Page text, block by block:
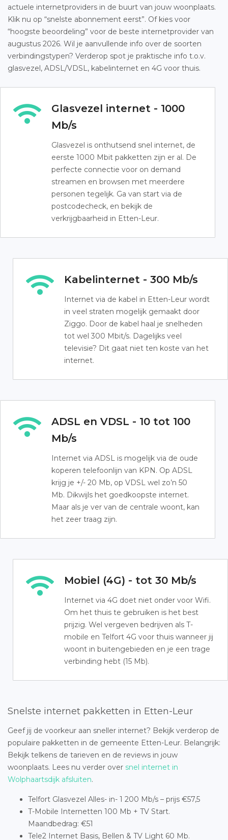
actuele internetproviders in de buurt van jouw woonplaats.
Klik nu op “snelste abonnement eerst”. Of kies voor
“hoogste beoordeling” voor de beste internetprovider van
augustus 2026. Wil je aanvullende info over de soorten
verbindingstypen? Verderop spot je praktische info t.o.v.
glasvezel, ADSL/VDSL, kabelinternet en 4G voor thuis.
Glasvezel internet - 1000
Mb/s
Glasvezel is onthutsend snel internet, de
eerste 1000 Mbit pakketten zijn er al. De
perfecte connectie voor on demand
streamen en browsen met meerdere
personen tegelijk. Ga van start via de
postcodecheck, en bekijk de
verkrijgbaarheid in Etten-Leur.
Kabelinternet - 300 Mb/s
Internet via de kabel in Etten-Leur wordt
in veel straten mogelijk gemaakt door
Ziggo. Door de kabel haal je snelheden
tot wel 300 Mbit/s. Dagelijks veel
televisie? Dit gaat niet ten koste van het
internet.
ADSL en VDSL - 10 tot 100
Mb/s
Internet via ADSL is mogelijk via de oude
koperen telefoonlijn van KPN. Op ADSL
krijg je +/- 20 Mb, op VDSL wel zo’n 50
Mb. Dikwijls het goedkoopste internet.
Maar als je ver van de centrale woont, kan
het zeer traag zijn.
Mobiel (4G) - tot 30 Mb/s
Internet via 4G doet niet onder voor Wifi.
Om het thuis te gebruiken is het best
prijzig. Wel vergeven bedrijven als T-
mobile en Telfort 4G voor thuis wanneer jij
woont in buitengebieden en je een trage
verbinding hebt (15 Mb).
Snelste internet pakketten in Etten-Leur
Geef jij de voorkeur aan sneller internet? Bekijk verderop de
populaire pakketten in de gemeente Etten-Leur. Belangrijk:
Bekijk telkens de tarieven en de reviews in jouw
woonplaats. Lees nu verder over snel internet in
Wolphaartsdijk afsluiten.
Telfort Glasvezel Alles- in- 1 200 Mb/s – prijs €57,5
T-Mobile Internetten 100 Mb + TV Start.
Maandbedrag: €51
Tele2 Internet Basis, Bellen & TV Light 60 Mb.